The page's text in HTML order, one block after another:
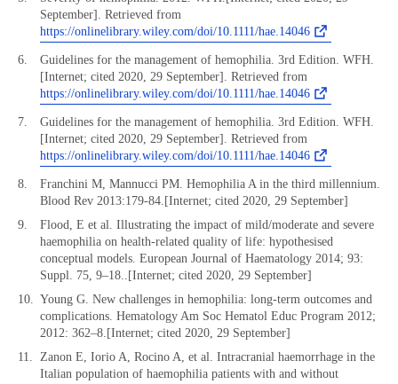
September]. Retrieved from
https://onlinelibrary.wiley.com/doi/10.1111/hae.14046
Guidelines for the management of hemophilia. 3rd Edition. WFH.
[Internet; cited 2020, 29 September]. Retrieved from
https://onlinelibrary.wiley.com/doi/10.1111/hae.14046
Guidelines for the management of hemophilia. 3rd Edition. WFH.
[Internet; cited 2020, 29 September]. Retrieved from
https://onlinelibrary.wiley.com/doi/10.1111/hae.14046
Franchini M, Mannucci PM. Hemophilia A in the third millennium.
Blood Rev 2013:179-84.[Internet; cited 2020, 29 September]
Flood, E et al. Illustrating the impact of mild/moderate and severe
haemophilia on health-related quality of life: hypothesised
conceptual models. European Journal of Haematology 2014; 93:
Suppl. 75, 9–18..[Internet; cited 2020, 29 September]
Young G. New challenges in hemophilia: long-term outcomes and
complications. Hematology Am Soc Hematol Educ Program 2012;
2012: 362–8.[Internet; cited 2020, 29 September]
Zanon E, Iorio A, Rocino A, et al. Intracranial haemorrhage in the
Italian population of haemophilia patients with and without